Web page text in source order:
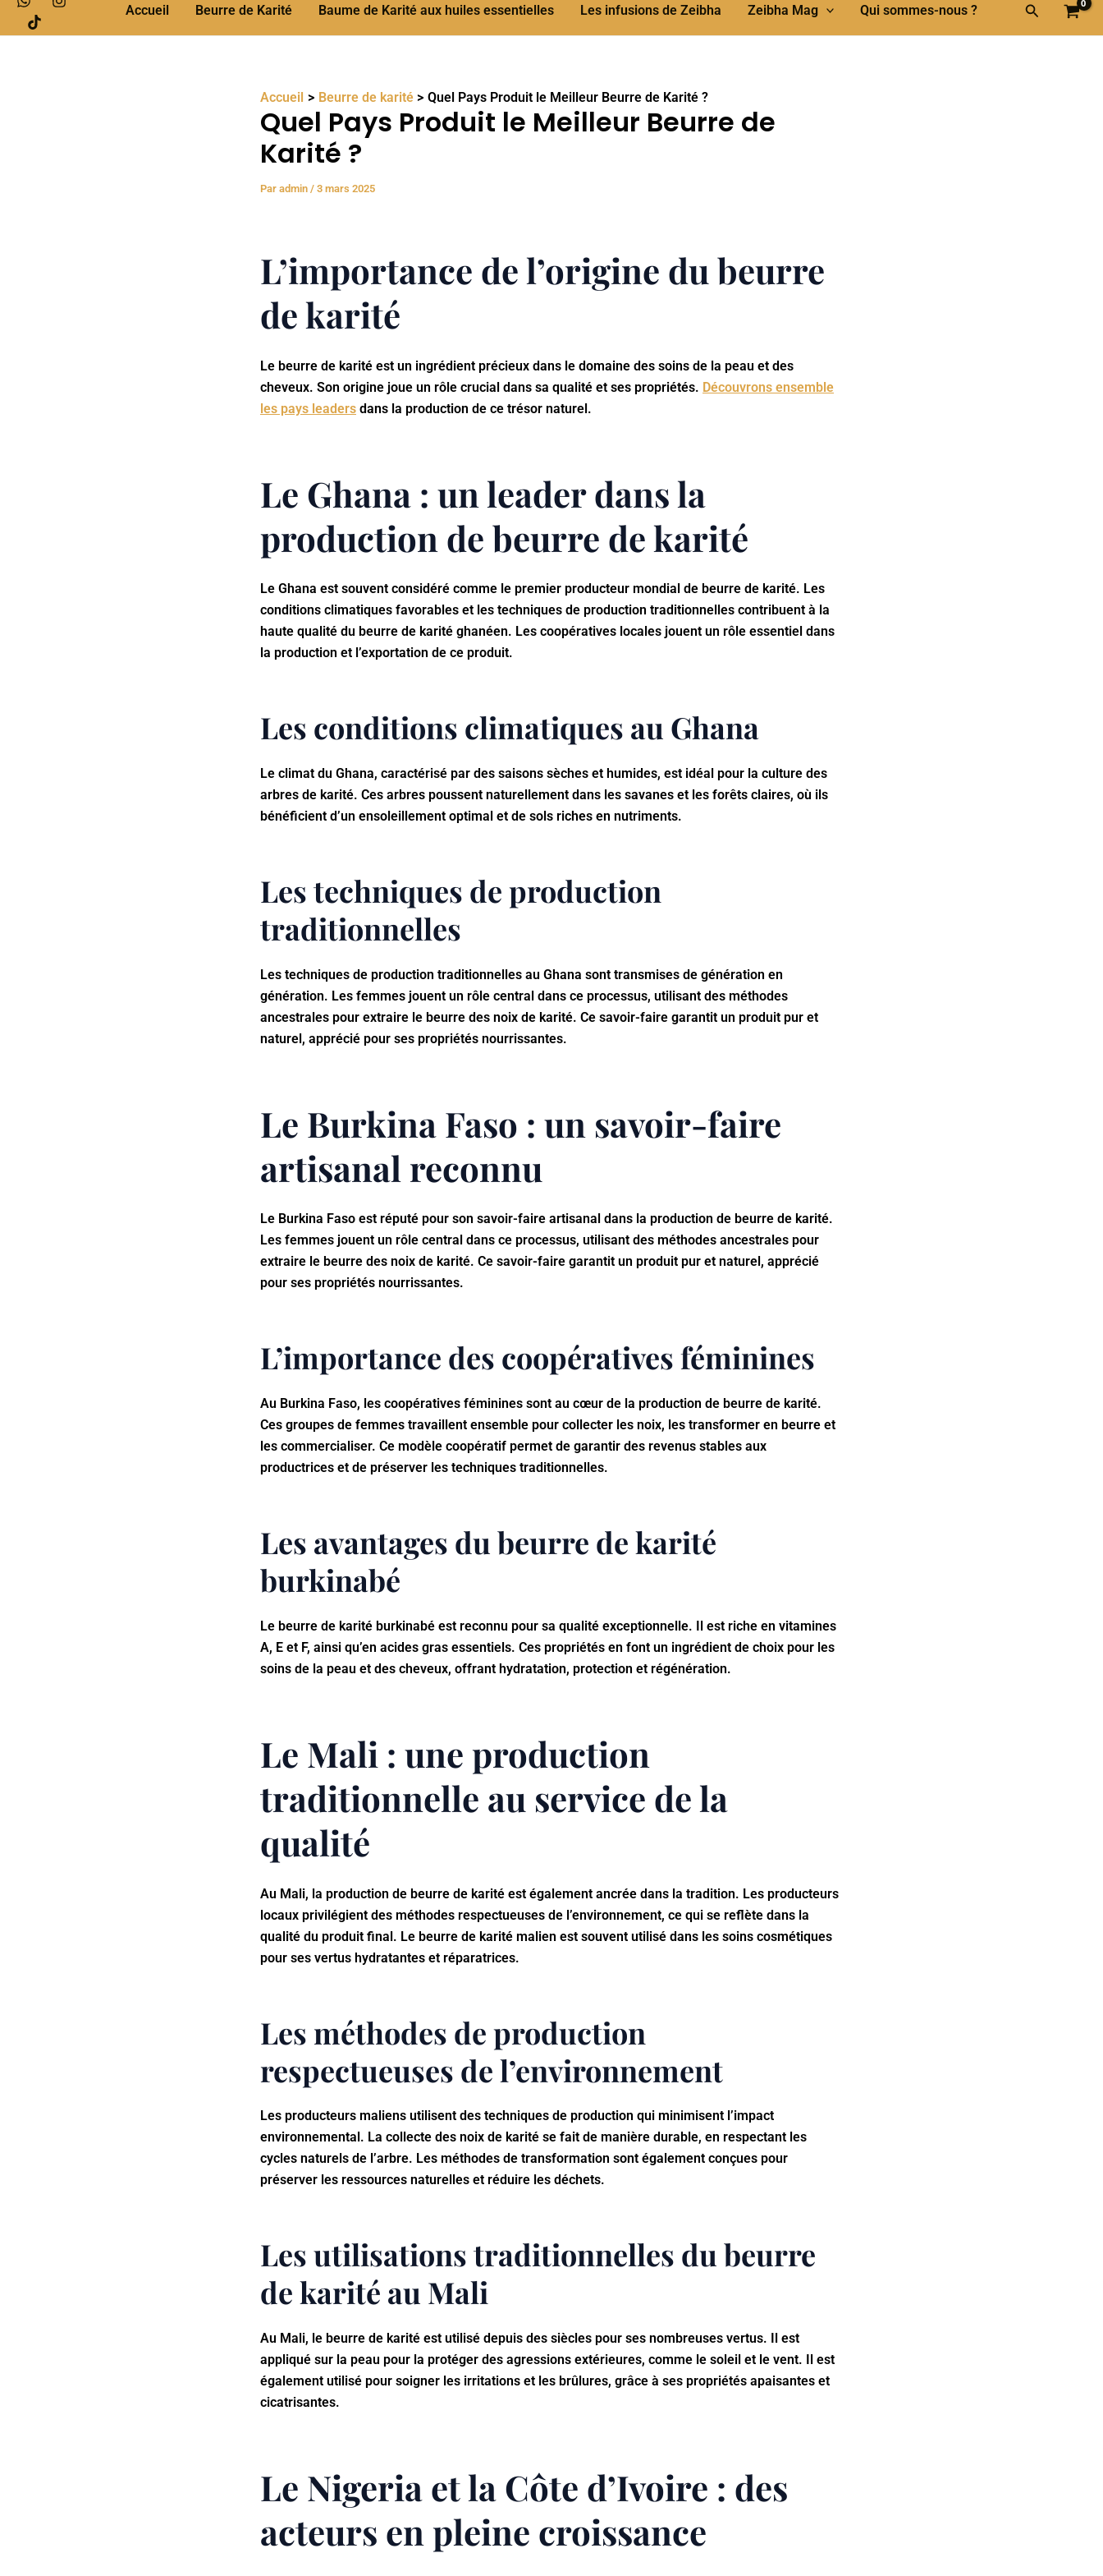
Accueil Beurre de Karité Baume de Karité aux huiles essentielles Les infusions de Zeibha Zeibha Mag Qui sommes-nous ? Rechercher
Accueil Beurre de karité Quel Pays Produit le Meilleur Beurre de Karité ?
Quel Pays Produit le Meilleur Beurre de
Karité ?
Par admin / 3 mars 2025
L’importance de l’origine du beurre
de karité
Le beurre de karité est un ingrédient précieux dans le domaine des soins de la peau et des
cheveux. Son origine joue un rôle crucial dans sa qualité et ses propriétés. Découvrons ensemble
les pays leaders dans la production de ce trésor naturel.
Le Ghana : un leader dans la
production de beurre de karité
Le Ghana est souvent considéré comme le premier producteur mondial de beurre de karité. Les
conditions climatiques favorables et les techniques de production traditionnelles contribuent à la
haute qualité du beurre de karité ghanéen. Les coopératives locales jouent un rôle essentiel dans
la production et l’exportation de ce produit.
Les conditions climatiques au Ghana
Le climat du Ghana, caractérisé par des saisons sèches et humides, est idéal pour la culture des
arbres de karité. Ces arbres poussent naturellement dans les savanes et les forêts claires, où ils
bénéficient d’un ensoleillement optimal et de sols riches en nutriments.
Les techniques de production
traditionnelles
Les techniques de production traditionnelles au Ghana sont transmises de génération en
génération. Les femmes jouent un rôle central dans ce processus, utilisant des méthodes
ancestrales pour extraire le beurre des noix de karité. Ce savoir-faire garantit un produit pur et
naturel, apprécié pour ses propriétés nourrissantes.
Le Burkina Faso : un savoir-faire
artisanal reconnu
Le Burkina Faso est réputé pour son savoir-faire artisanal dans la production de beurre de karité.
Les femmes jouent un rôle central dans ce processus, utilisant des méthodes ancestrales pour
extraire le beurre des noix de karité. Ce savoir-faire garantit un produit pur et naturel, apprécié
pour ses propriétés nourrissantes.
L’importance des coopératives féminines
Au Burkina Faso, les coopératives féminines sont au cœur de la production de beurre de karité.
Ces groupes de femmes travaillent ensemble pour collecter les noix, les transformer en beurre et
les commercialiser. Ce modèle coopératif permet de garantir des revenus stables aux
productrices et de préserver les techniques traditionnelles.
Les avantages du beurre de karité
burkinabé
Le beurre de karité burkinabé est reconnu pour sa qualité exceptionnelle. Il est riche en vitamines
A, E et F, ainsi qu’en acides gras essentiels. Ces propriétés en font un ingrédient de choix pour les
soins de la peau et des cheveux, offrant hydratation, protection et régénération.
Le Mali : une production
traditionnelle au service de la
qualité
Au Mali, la production de beurre de karité est également ancrée dans la tradition. Les producteurs
locaux privilégient des méthodes respectueuses de l’environnement, ce qui se reflète dans la
qualité du produit final. Le beurre de karité malien est souvent utilisé dans les soins cosmétiques
pour ses vertus hydratantes et réparatrices.
Les méthodes de production
respectueuses de l’environnement
Les producteurs maliens utilisent des techniques de production qui minimisent l’impact
environnemental. La collecte des noix de karité se fait de manière durable, en respectant les
cycles naturels de l’arbre. Les méthodes de transformation sont également conçues pour
préserver les ressources naturelles et réduire les déchets.
Les utilisations traditionnelles du beurre
de karité au Mali
Au Mali, le beurre de karité est utilisé depuis des siècles pour ses nombreuses vertus. Il est
appliqué sur la peau pour la protéger des agressions extérieures, comme le soleil et le vent. Il est
également utilisé pour soigner les irritations et les brûlures, grâce à ses propriétés apaisantes et
cicatrisantes.
Le Nigeria et la Côte d’Ivoire : des
acteurs en pleine croissance